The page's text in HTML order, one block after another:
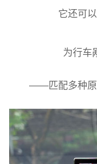
它还可
为行车
——匹配多种原